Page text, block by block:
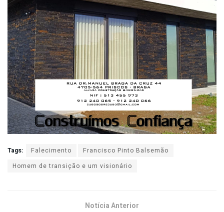
Tags: Falecimento
Francisco Pinto Balsemão
Homem de transição e um visionário
Notícia Anterior